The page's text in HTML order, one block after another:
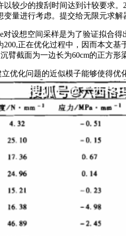
以较少的搜刮时间达到计较要求
量进行考虑。提交给无限元求解
设想空间采样是为了验证拟合得
200,正在优化过程中，因而本文
臂截面为一边长为60cm的正方形
化问题的近似模子能够使得优